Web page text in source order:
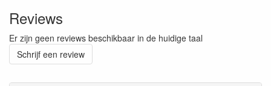
Reviews
Er zijn geen reviews beschikbaar in de huidige taal
Schrijf een review